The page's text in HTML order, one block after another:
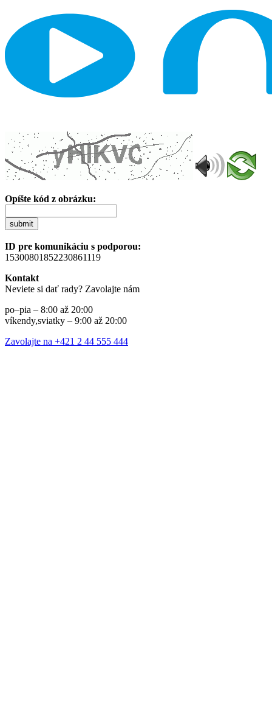
Opíšte kód z obrázku:
submit
ID pre komunikáciu s podporou:
15300801852230861119
Kontakt
Neviete si dať rady? Zavolajte nám
po–pia – 8:00 až 20:00
víkendy,sviatky – 9:00 až 20:00
Zavolajte na +421 2 44 555 444